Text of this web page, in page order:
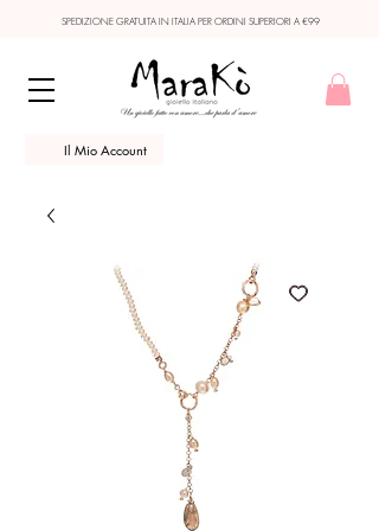
Il Mio Account
SPEDIZIONE GRATUITA IN ITALIA PER ORDINI SUPERIORI A €99